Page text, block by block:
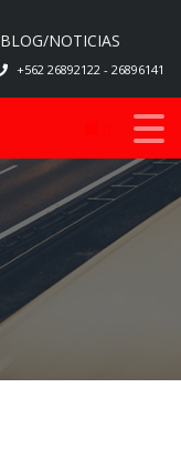
BLOG/NOTICIAS
+562 26892122 - 26896141